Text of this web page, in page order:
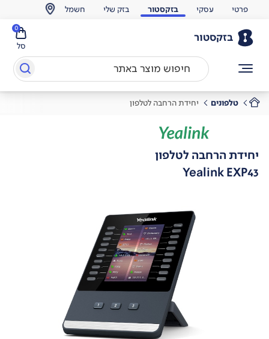
פרטי עסקי בזקסטור בזק שלי חשמל
בזקסטור
סל
0
טלפונים יחידת הרחבה לטלפון
יחידת הרחבה לטלפון
Yealink EXP43